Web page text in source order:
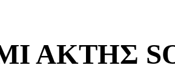
ΑΚΤΗΣ